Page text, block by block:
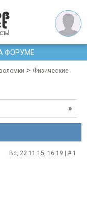
ФОРУМЕ
> Физические
»
Вс, 22.11.15, 16:19 | # 1